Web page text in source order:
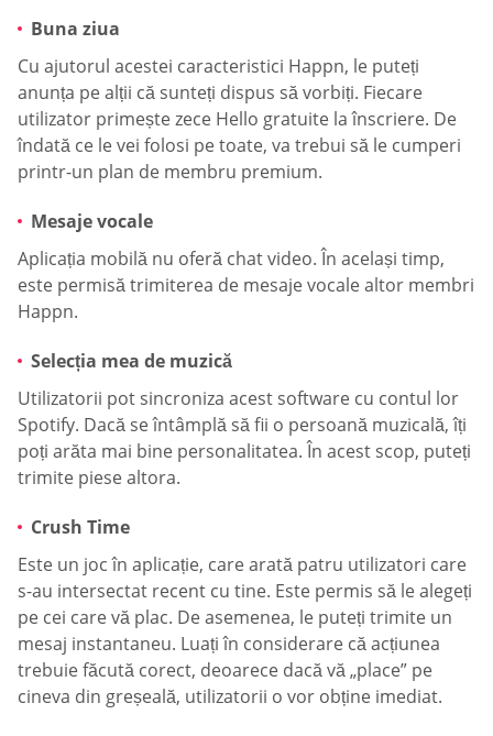
Buna ziua
Cu ajutorul acestei caracteristici Happn, le puteți
anunța pe alții că sunteți dispus să vorbiți. Fiecare
utilizator primește zece Hello gratuite la înscriere. De
îndată ce le vei folosi pe toate, va trebui să le cumperi
printr-un plan de membru premium.
Mesaje vocale
Aplicația mobilă nu oferă chat video. În același timp,
este permisă trimiterea de mesaje vocale altor membri
Happn.
Selecția mea de muzică
Utilizatorii pot sincroniza acest software cu contul lor
Spotify. Dacă se întâmplă să fii o persoană muzicală, îți
poți arăta mai bine personalitatea. În acest scop, puteți
trimite piese altora.
Crush Time
Este un joc în aplicație, care arată patru utilizatori care
s-au intersectat recent cu tine. Este permis să le alegeți
pe cei care vă plac. De asemenea, le puteți trimite un
mesaj instantaneu. Luați în considerare că acțiunea
trebuie făcută corect, deoarece dacă vă „place” pe
cineva din greșeală, utilizatorii o vor obține imediat.